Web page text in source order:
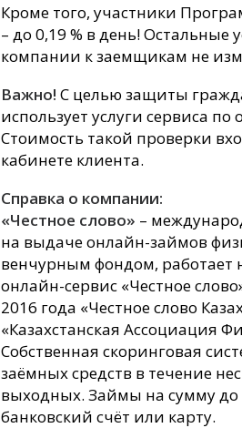
Кроме того, участники
– до 0,19 % в день!
компании к заемщикам не
Важно! С целью защиты
использует услуги сервиса
Стоимость такой проверки
кабинете клиента.
Справка о компании:
«Честное слово» –
на выдаче онлайн-займов
венчурным фондом, работает
онлайн-сервис «Честное
2016 года «Честное слово
«Казахстанская Ассоциация
Собственная скоринговая
заёмных средств в течение
выходных. Займы на сумму до
банковский счёт или карту.